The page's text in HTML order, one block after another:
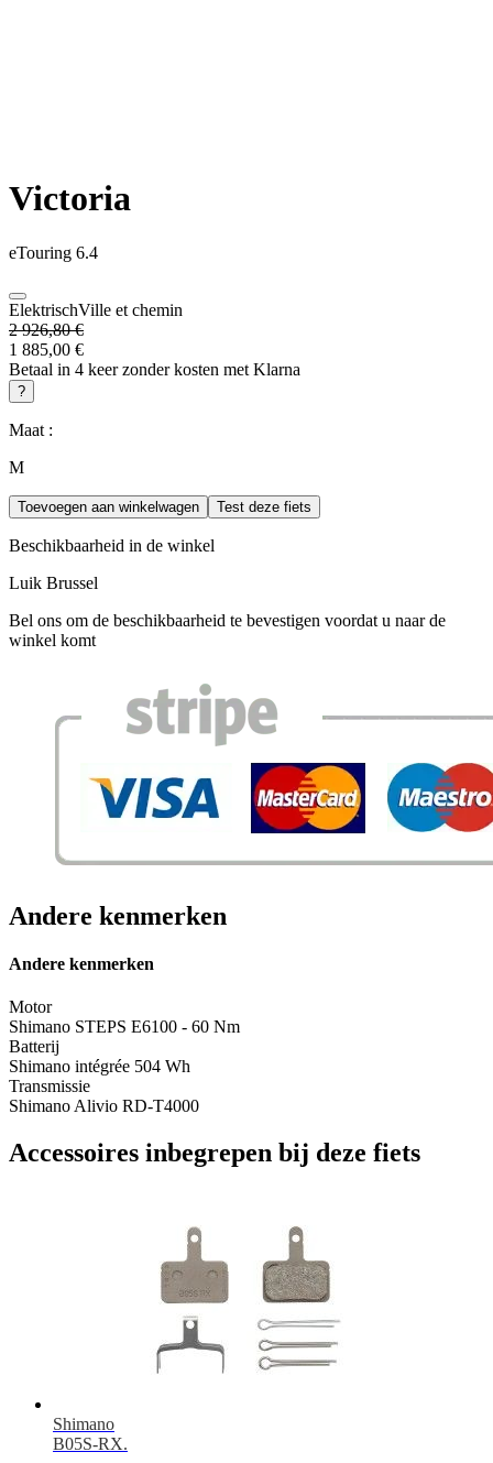
Victoria
eTouring 6.4
ElektrischVille et chemin
2 926,80 €
1 885,00 €
Betaal in 4 keer zonder kosten met Klarna
?
Maat :
M
Toevoegen aan winkelwagen Test deze fiets
Beschikbaarheid in de winkel
Luik Brussel
Bel ons om de beschikbaarheid te bevestigen voordat u naar de
winkel komt
Andere kenmerken
Andere kenmerken
Motor
Shimano STEPS E6100 - 60 Nm
Batterij
Shimano intégrée 504 Wh
Transmissie
Shimano Alivio RD-T4000
Accessoires inbegrepen bij deze fiets
Shimano
B05S-RX.